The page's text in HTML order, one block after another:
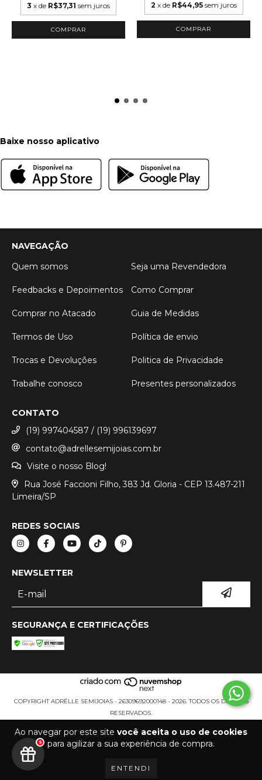
Ao navegar por este site você aceita o uso de cookies
para agilizar a sua experiência de compra.
ENTENDI
3 x de R$37,31 sem juros
COMPRAR
2 x de R$44,95 sem juros
COMPRAR
Baixe nosso aplicativo
NAVEGAÇÃO
Quem somos
Seja uma Revendedora
Feedbacks e Depoimentos Como Comprar
Comprar no Atacado Guia de Medidas
Termos de Uso Política de envio
Trocas e Devoluções Politica de Privacidade
Trabalhe conosco Presentes personalizados
CONTATO
(19) 997404587 / (19) 996139697
contato@adrellesemijoias.com.br
Visite o nosso Blog!
Rua José Faccioni Filho, 383 Jd. Gloria - CEP 13.487-211
Limeira/SP
REDES SOCIAIS
NEWSLETTER
SEGURANÇA E CERTIFICAÇÕES
COPYRIGHT ADRÉLLE SEMIJOIAS - 26309692000148 - 2026. TODOS OS DIREITOS
RESERVADOS.
5